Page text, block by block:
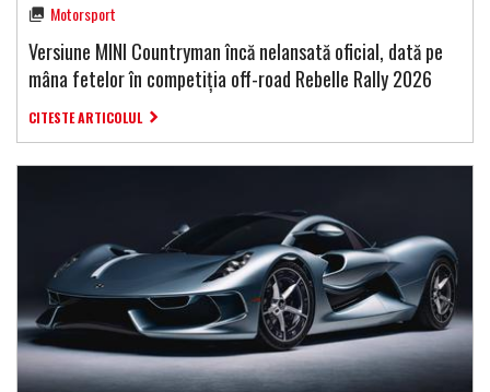
Motorsport
Versiune MINI Countryman încă nelansată oficial, dată pe
mâna fetelor în competiția off-road Rebelle Rally 2026
CITESTE ARTICOLUL